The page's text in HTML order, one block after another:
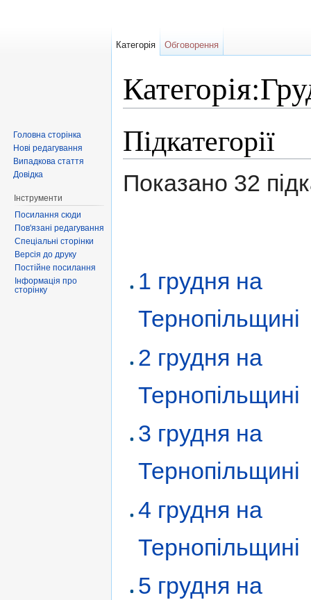
Підкатегорії
Показано 32
1 грудня на
Тернопільщині
2 грудня на
Тернопільщині
3 грудня на
Тернопільщині
4 грудня на
Тернопільщині
5 грудня на
Категорія Обговорення
Головна сторінка
Нові редагування
Випадкова стаття
Довідка
Інструменти
Посилання сюди
Пов'язані редагування
Спеціальні сторінки
Версія до друку
Постійне посилання
Інформація про
сторінку